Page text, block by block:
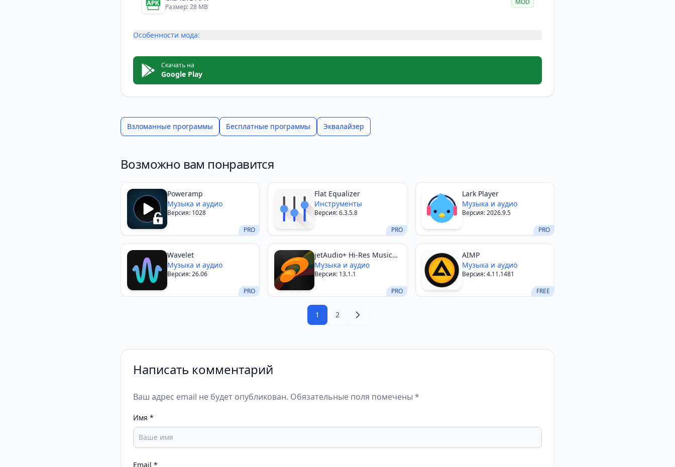
Размер: 28 MB
MOD
Особенности мода:
Скачать на
Google Play
Взломанные программы Бесплатные программы Эквалайзер
Возможно вам понравится
PRO
Poweramp
Музыка и аудио
Версия: 1028
PRO
Flat Equalizer
Инструменты
Версия: 6.3.5.8
PRO
Lark Player
Музыка и аудио
Версия: 2026.9.5
PRO
Wavelet
Музыка и аудио
Версия: 26.06
PRO
jetAudio+ Hi-Res Music
Player
Музыка и аудио
Версия: 13.1.1
FREE
AIMP
Музыка и аудио
Версия: 4.11.1481
1 2
Написать комментарий
Ваш адрес email не будет опубликован. Обязательные поля помечены *
Имя *
Email *